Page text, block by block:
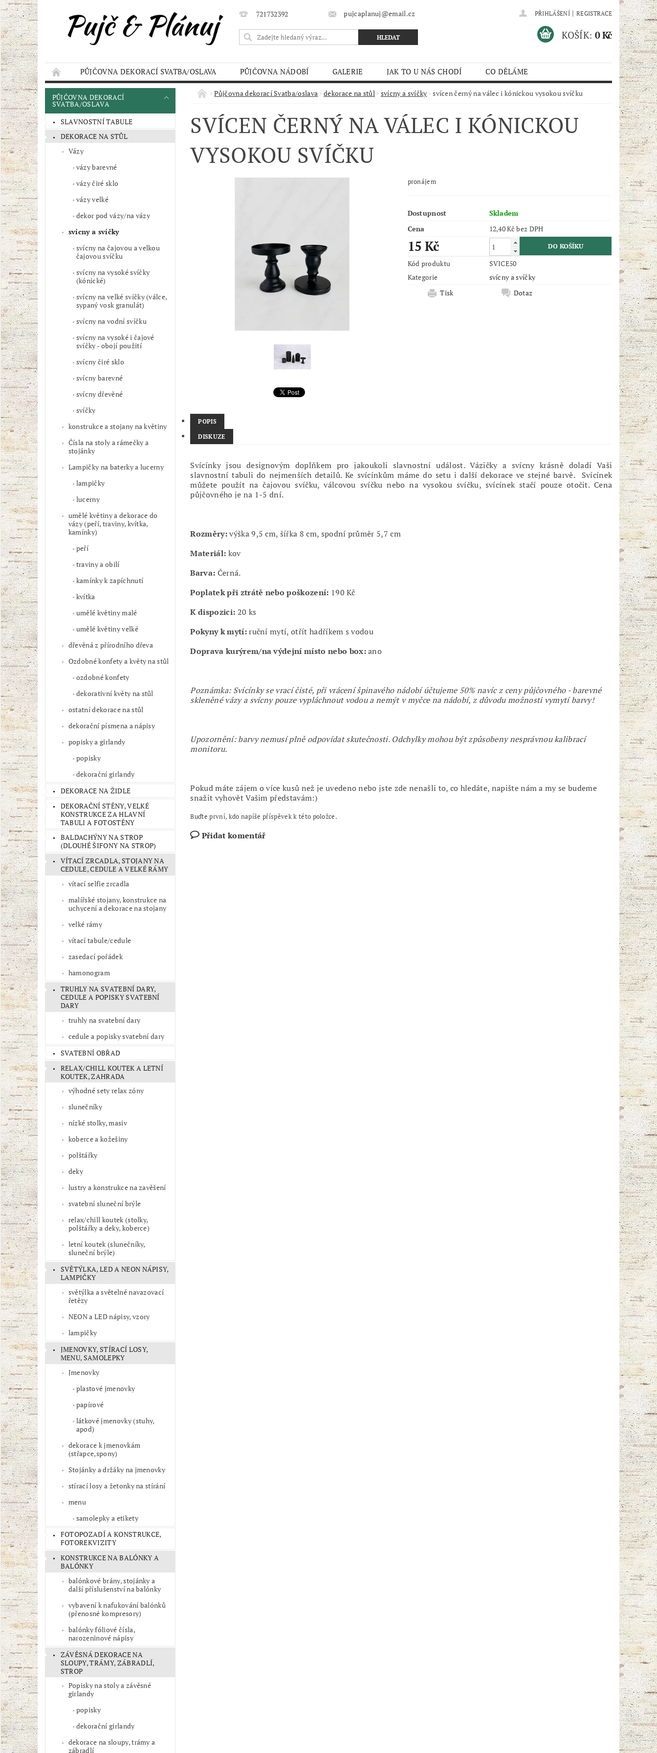
721732392 pujcaplanuj@email.cz PŘIHLÁŠENÍ | REGISTRACE
KOŠÍK: 0 Kč
PŮJČOVNA DEKORACÍ SVATBA/OSLAVA PŮJČOVNA NÁDOBÍ GALERIE JAK TO U NÁS CHODÍ
CO DĚLÁME
KONTAKT
AKCE OBCHODNÍ PODMÍNKY
PŮJČOVNA DEKORACÍ
SVATBA/OSLAVA
SLAVNOSTNÍ TABULE
DEKORACE NA STŮL
Vázy
vázy barevné
vázy čiré sklo
vázy velké
dekor pod vázy/na vázy
svícny a svíčky
svícny na čajovou a velkou
čajovou svíčku
svícny na vysoké svíčky
(kónické)
svícny na velké svíčky (válce,
sypaný vosk granulát)
svícny na vodní svíčku
svícny na vysoké i čajové
svíčky - obojí použití
svícny čiré sklo
svícny barevné
svícny dřevěné
svíčky
konstrukce a stojany na květiny
Čísla na stoly a rámečky a
stojánky
Lampičky na baterky a lucerny
lampičky
lucerny
umělé květiny a dekorace do
vázy (peří, traviny, kvítka,
kamínky)
peří
traviny a obilí
kamínky k zapíchnutí
kvítka
umělé květiny malé
umělé květiny velké
dřevěná z přírodního dřeva
Ozdobné konfety a květy na stůl
ozdobné konfety
dekorativní květy na stůl
ostatní dekorace na stůl
dekorační písmena a nápisy
popisky a girlandy
popisky
dekorační girlandy
DEKORACE NA ŽIDLE
DEKORAČNÍ STĚNY, VELKÉ
KONSTRUKCE ZA HLAVNÍ
TABULI A FOTOSTĚNY
BALDACHÝNY NA STROP
(DLOUHÉ ŠIFONY NA STROP)
VÍTACÍ ZRCADLA, STOJANY NA
CEDULE, CEDULE A VELKÉ RÁMY
vítací selfie zrcadla
malířské stojany, konstrukce na
uchycení a dekorace na stojany
velké rámy
vítací tabule/cedule
zasedací pořádek
hamonogram
TRUHLY NA SVATEBNÍ DARY,
CEDULE A POPISKY SVATEBNÍ
DARY
truhly na svatební dary
cedule a popisky svatební dary
SVATEBNÍ OBŘAD
RELAX/CHILL KOUTEK A LETNÍ
KOUTEK, ZAHRADA
výhodné sety relax zóny
slunečníky
nízké stolky, masiv
koberce a kožešiny
polštářky
deky
lustry a konstrukce na zavěšení
svatební sluneční brýle
relax/chill koutek (stolky,
polštářky a deky, koberce)
letní koutek (slunečníky,
sluneční brýle)
SVĚTÝLKA, LED A NEON NÁPISY,
LAMPIČKY
světýlka a světelné navazovací
řetězy
NEON a LED nápisy, vzory
lampičky
JMENOVKY, STÍRACÍ LOSY,
MENU, SAMOLEPKY
Jmenovky
plastové jmenovky
papírové
látkové jmenovky (stuhy,
apod)
dekorace k jmenovkám
(střapce,spony)
Stojánky a držáky na jmenovky
stírací losy a žetonky na stírání
menu
samolepky a etikety
FOTOPOZADÍ A KONSTRUKCE,
FOTOREKVIZITY
KONSTRUKCE NA BALÓNKY A
BALÓNKY
balónkové brány, stojánky a
další příslušenství na balónky
vybavení k nafukování balónků
(přenosné kompresory)
balónky fóliové čísla,
narozeninové nápisy
ZÁVĚSNÁ DEKORACE NA
SLOUPY, TRÁMY, ZÁBRADLÍ,
STROP
Popisky na stoly a závěsné
girlandy
popisky
dekorační girlandy
dekorace na sloupy, trámy a
zábradlí
Půjčovna dekorací Svatba/oslava dekorace na stůl svícny a svíčky svícen černý na válec i kónickou vysokou svíčku
SVÍCEN ČERNÝ NA VÁLEC I KÓNICKOU
VYSOKOU SVÍČKU
pronájem
Dostupnost
Skladem
Cena
12,40 Kč bez DPH
15 Kč
Kód produktu
SVICE50
Kategorie
svícny a svíčky
Tisk
Dotaz
POPIS
DISKUZE
Svícínky jsou designovým doplňkem pro jakoukoli slavnostní událost. Vázičky a svícny krásně doladí Vaši
slavnostní tabuli do nejmenších detailů. Ke svícínkům máme do setu i další dekorace ve stejné barvě. Svícínek
můžete použít na čajovou svíčku, válcovou svíčku nebo na vysokou svíčku, svícínek stačí pouze otočit. Cena
půjčovného je na 1-5 dní.
Rozměry:výška 9,5 cm, šířka 8 cm, spodní průměr 5,7 cm
Materiál: kov
Barva: Černá.
Poplatek při ztrátě nebo poškození: 190 Kč
K dispozici: 20 ks
Pokyny k mytí:ruční mytí, otřít hadříkem s vodou
Doprava kurýrem/na výdejní místo nebo box:ano
Poznámka: Svícínky se vrací čisté, při vrácení špinavého nádobí účtujeme 50% navíc z ceny půjčovného - barevné
skleněné vázy a svícny pouze vypláchnout vodou a nemýt v myčce na nádobí, z důvodu možnosti vymytí barvy!
Upozornění: barvy nemusí plně odpovídat skutečnosti. Odchylky mohou být způsobeny nesprávnou kalibrací
monitoru.
Pokud máte zájem o více kusů než je uvedeno nebo jste zde nenašli to, co hledáte, napište nám a my se budeme
snažit vyhovět Vašim představám:)
Buďte první, kdo napíše příspěvek k této položce.
Přidat komentář